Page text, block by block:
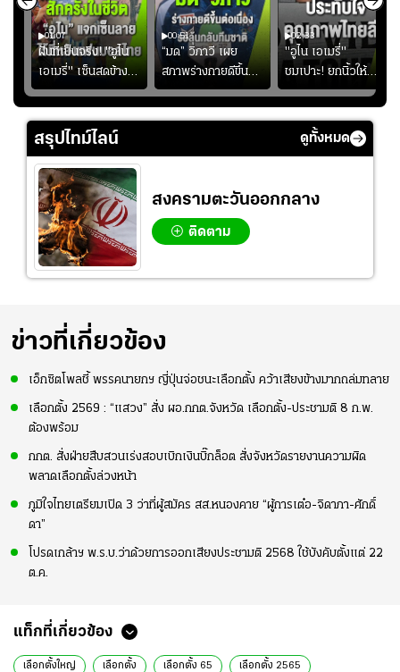
01:07
ฝันที่เป็นจริง! "อูไน
เอเมรี่" เซ็นสดข้าง
รอยสักบนแผ่นหลัง
"คุณเต๊ะ" แฟนพันธุ์
แท้วิลล่า นาน 33 ปี
00:51
“มด” วิภาวี เผย
สภาพร่างกายดีขึ้น
อย่างต่อเนื่อง พร้อม
พยายามลงสนามให้
02:33
"อูไน เอเมรี่"
ชมเปาะ! ยกนิ้วให้
แท็กติกบีจี แฮปปี้
สุดๆ กับการเยือนไทย
สรุปไทม์ไลน์ ดูทั้งหมด
สงครามตะวันออกกลาง
ติดตาม
ข่าวที่เกี่ยวข้อง
เอ็กซิตโพลชี้ พรรคนายกฯ ญี่ปุ่นจ่อชนะเลือกตั้ง คว้าเสียงข้างมากถล่มทลาย
เลือกตั้ง 2569 : “แสวง” สั่ง ผอ.กกต.จังหวัด เลือกตั้ง-ประชามติ 8 ก.พ.
ต้องพร้อม
กกต. สั่งฝ่ายสืบสวนเร่งสอบเบิกเงินบิ๊กล็อต สั่งจังหวัดรายงานความผิด
พลาดเลือกตั้งล่วงหน้า
ภูมิใจไทยเตรียมเปิด 3 ว่าที่ผู้สมัคร สส.หนองคาย “ผู้การเต๋อ-จิดาภา-ศักดิ์
ดา”
โปรดเกล้าฯ พ.ร.บ.ว่าด้วยการออกเสียงประชามติ 2568 ใช้บังคับตั้งแต่ 22
ต.ค.
แท็กที่เกี่ยวข้อง
เลือกตั้งใหญ่ เลือกตั้ง เลือกตั้ง 65 เลือกตั้ง 2565